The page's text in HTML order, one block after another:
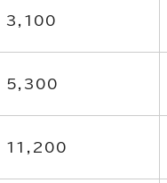
3,100
5,300
11,200